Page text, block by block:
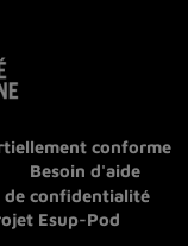
conforme
Besoin d'aide
de confidentialité
Esup-Pod